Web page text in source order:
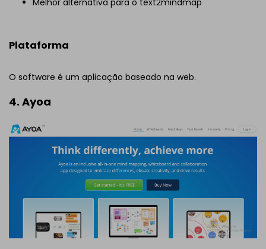
Melhor alternativa para o text2mindmap
Plataforma
O software é um aplicação baseado na web.
4. Ayoa